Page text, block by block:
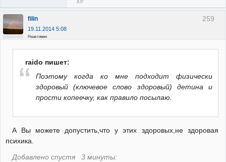
259
filin
19.11.2014 5:08
Неактивен
raido пишет:
Поэтому когда ко мне подходит физически
здоровый (ключевое слово здоровый) детина и
прости копеечку, как правило посылаю.
А Вы можете допустить,что у этих здоровых,не здоровая
психика.
Добавлено спустя 3 минуты: